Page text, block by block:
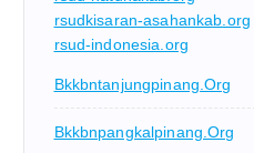
rsudkisaran-asahankab.org
rsud-indonesia.org
Bkkbntanjungpinang.org
Bkkbnpangkalpinang.org